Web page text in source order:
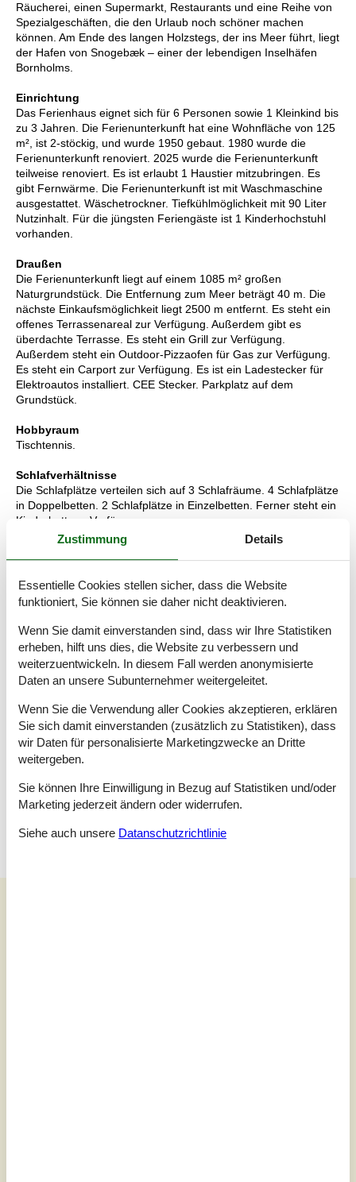
Räucherei, einen Supermarkt, Restaurants und eine Reihe von
Spezialgeschäften, die den Urlaub noch schöner machen
können. Am Ende des langen Holzstegs, der ins Meer führt, liegt
der Hafen von Snogebæk – einer der lebendigen Inselhäfen
Bornholms.
Einrichtung
Das Ferienhaus eignet sich für 6 Personen sowie 1 Kleinkind bis
zu 3 Jahren. Die Ferienunterkunft hat eine Wohnfläche von 125
m², ist 2-stöckig, und wurde 1950 gebaut. 1980 wurde die
Ferienunterkunft renoviert. 2025 wurde die Ferienunterkunft
teilweise renoviert. Es ist erlaubt 1 Haustier mitzubringen. Es
gibt Fernwärme. Die Ferienunterkunft ist mit Waschmaschine
ausgestattet. Wäschetrockner. Tiefkühlmöglichkeit mit 90 Liter
Nutzinhalt. Für die jüngsten Feriengäste ist 1 Kinderhochstuhl
vorhanden.
Draußen
Die Ferienunterkunft liegt auf einem 1085 m² großen
Naturgrundstück. Die Entfernung zum Meer beträgt 40 m. Die
nächste Einkaufsmöglichkeit liegt 2500 m entfernt. Es steht ein
offenes Terrassenareal zur Verfügung. Außerdem gibt es
überdachte Terrasse. Es steht ein Grill zur Verfügung.
Außerdem steht ein Outdoor-Pizzaofen für Gas zur Verfügung.
Es steht ein Carport zur Verfügung. Es ist ein Ladestecker für
Elektroautos installiert. CEE Stecker. Parkplatz auf dem
Grundstück.
Hobbyraum
Tischtennis.
Schlafverhältnisse
Die Schlafplätze verteilen sich auf 3 Schlafräume. 4 Schlafplätze
in Doppelbetten. 2 Schlafplätze in Einzelbetten. Ferner steht ein
Kinderbett zur Verfügung.
Induktions-Kochzonen, Umluftofen sowie Geschirrspüler.
WC und Bad
Es gibt 1 Badezimmer mit Duschnische und 1 Toilette..
Fußbodenheizung in 1 Badezimmer.
Multimedien
In der Ferienunterkunft gibt es einen Fernseher.1 Chromecast.
Mindestens 4 dänische Fernsehsender. 1-3 schwedische
Fernsehsender. 1-3 norwegische Fernsehsender. Mindestens 4
deutsche Fernsehsender. Es steht kabellose Internetverbindung
zur Verfügung.
Keine Vermietung an Jugendgruppen, in denen alle 15-25 Jahre
sind. Rauchen ist nicht zugelassen. Bei Nichtbeachtung dieses
Zustimmung Details
Essentielle Cookies stellen sicher, dass die Website
funktioniert, Sie können sie daher nicht deaktivieren.
Wenn Sie damit einverstanden sind, dass wir Ihre Statistiken
erheben, hilft uns dies, die Website zu verbessern und
weiterzuentwickeln. In diesem Fall werden anonymisierte
Daten an unsere Subunternehmer weitergeleitet.
Wenn Sie die Verwendung aller Cookies akzeptieren, erklären
Sie sich damit einverstanden (zusätzlich zu Statistiken), dass
wir Daten für personalisierte Marketingzwecke an Dritte
weitergeben.
Sie können Ihre Einwilligung in Bezug auf Statistiken und/oder
Marketing jederzeit ändern oder widerrufen.
Siehe auch unsere Datanschutzrichtlinie